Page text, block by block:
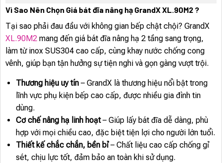
Vì Sao Nên Chọn Giá bát đĩa nâng hạ GrandX XL.90M2 ?
Tại sao phải đau đầu với không gian bếp chật chội? GrandX
XL.90M2 mang đến giá bát đĩa nâng hạ 2 tầng sang trọng,
làm từ inox SUS304 cao cấp, cùng khay nước chống cong
vênh, giúp bạn tận hưởng sự tiện nghi và gọn gàng vượt trội.
Thương hiệu uy tín– GrandX là thương hiệu nổi bật trong
lĩnh vực phụ kiện bếp cao cấp, được nhiều gia đình tin
dùng.
Cơ chế nâng hạ linh hoạt– Giúp lấy bát đĩa dễ dàng, phù
hợp với mọi chiều cao, đặc biệt tiện lợi cho người lớn tuổi.
Thiết kế chắc chắn, bền bỉ– Chất liệu cao cấp chống gỉ
sét, chịu lực tốt, đảm bảo an toàn khi sử dụng.